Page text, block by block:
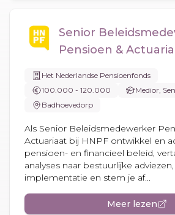
Senior
Pensioen &
Het Nederlandse Pensioenfonds
100.000 - 120.000
Medior,
Badhoevedorp
Als Senior Beleidsmedewerker
Actuariaat bij HNPF ontwikkel en
pensioen- en financieel beleid,
analyses naar bestuurlijke
implementatie en stem je af...
Meer lezen